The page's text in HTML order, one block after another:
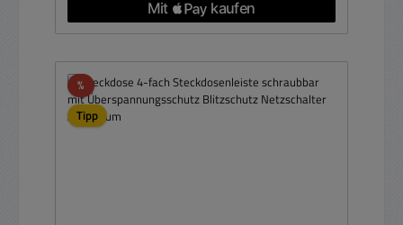
%Rabatt
Tipp